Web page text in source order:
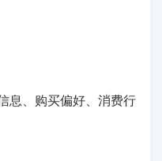
息、购买偏好、消费行